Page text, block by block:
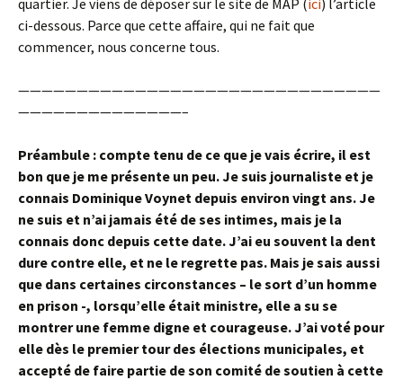
quartier. Je viens de déposer sur le site de MAP (ici) l’article
ci-dessous. Parce que cette affaire, qui ne fait que
commencer, nous concerne tous.
———————————————————————————————
——————————————–
Préambule : compte tenu de ce que je vais écrire, il est
bon que je me présente un peu. Je suis journaliste et je
connais Dominique Voynet depuis environ vingt ans. Je
ne suis et n’ai jamais été de ses intimes, mais je la
connais donc depuis cette date. J’ai eu souvent la dent
dure contre elle, et ne le regrette pas. Mais je sais aussi
que dans certaines circonstances – le sort d’un homme
en prison -, lorsqu’elle était ministre, elle a su se
montrer une femme digne et courageuse. J’ai voté pour
elle dès le premier tour des élections municipales, et
accepté de faire partie de son comité de soutien à cette